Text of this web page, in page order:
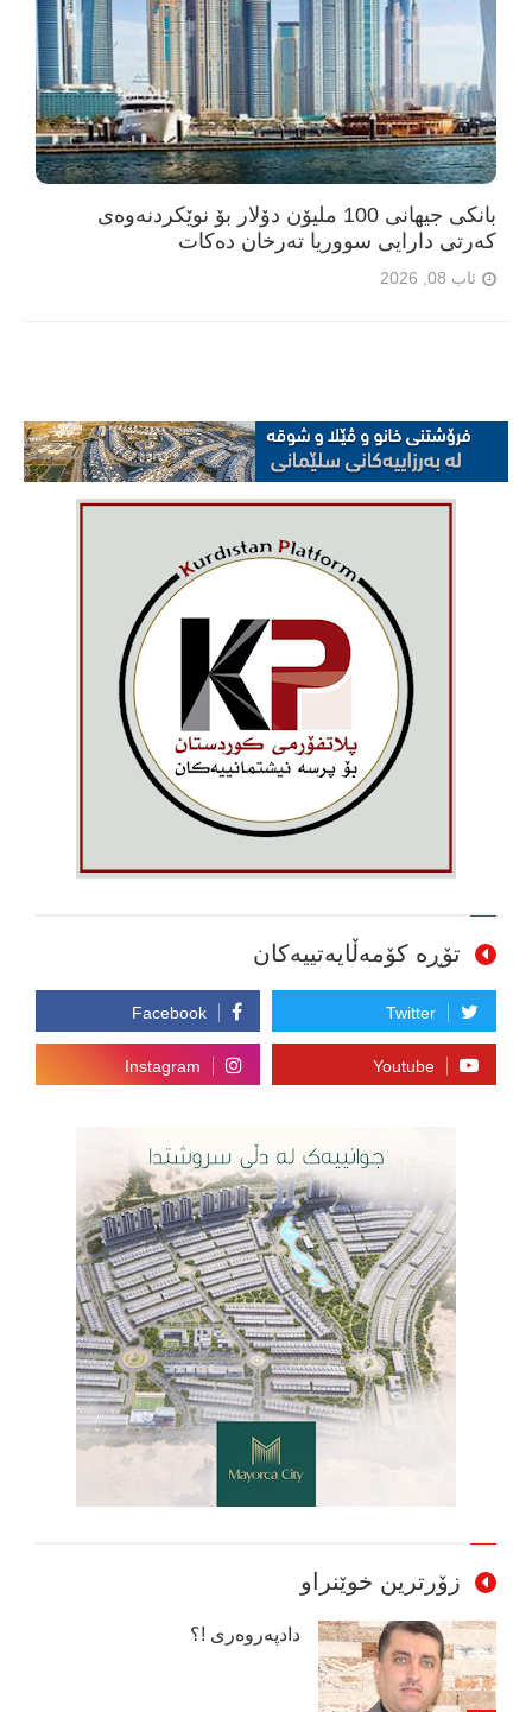
بانکی جیهانی 100 ملیۆن دۆلار بۆ نوێکردنەوەی
کەرتی دارایی سووریا تەرخان دەکات
ئاب 08, 2026
تۆڕە کۆمەڵایەتییەکان
زۆرترین خوێنراو
دادپەروەری !؟